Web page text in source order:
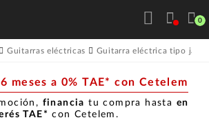
0
Guitarras eléctricas Guitarra eléctrica tipo
meses a 0% TAE* con Cetelem
financia tu compra hasta en
TAE* con Cetelem.